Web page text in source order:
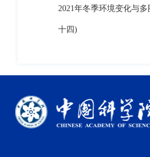
2021年冬季环境变化与
十四)